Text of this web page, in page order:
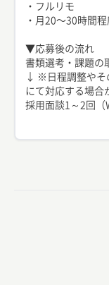
・フルリモ
・月20〜30時間程
▼応募後の流れ
書類選考・課題の
↓ ※日程調整やそ
にて対応する場合